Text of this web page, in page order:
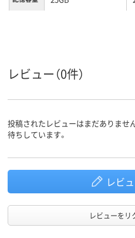
レビュー（0件）
投稿されたレビューはまだありませ
待ちしています。
レビ
レビューをリ